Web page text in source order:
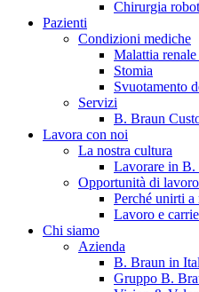
B. Braun in Italia
Scopri chi siamo ed entra
sedi, 4 aziende, più di 700
Eccellenza a livello globale.
Chirurgia
Pazienti
Condizioni mediche
Malattia
Stomia
Svuotamento
Servizi
B. Braun
Lavora con noi
La nostra cultura
Lavorare in B.
Opportunità di lavoro
Perché unirti a
Lavoro e
Chi siamo
Azienda
B. Braun in
Gruppo B.